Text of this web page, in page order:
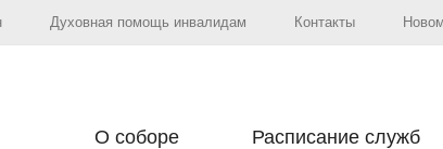
Духовная помощь инвалидам Контакты
О соборе Расписание служб